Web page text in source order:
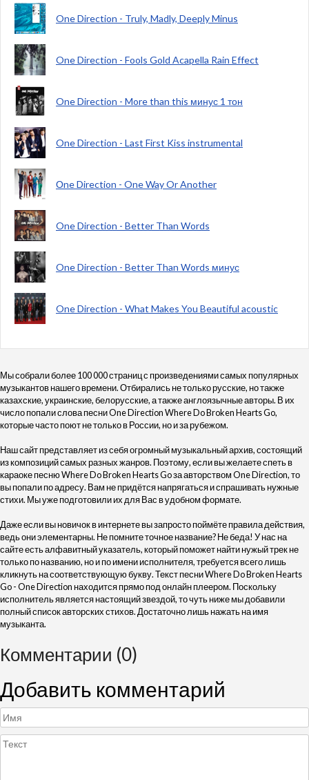
One Direction - Truly, Madly, Deeply Minus
One Direction - Fools Gold Acapella Rain Effect
One Direction - More than this минус 1 тон
One Direction - Last First Kiss instrumental
Оne Direction - One Way Or Another
One Direction - Better Than Words
One Direction - Better Than Words минус
One Direction - What Makes You Beautiful acoustic
Мы собрали более 100 000 страниц с произведениями самых популярных
музыкантов нашего времени. Отбирались не только русские, но также
казахские, украинские, белорусские, а также англоязычные авторы. В их
число попали слова песни One Direction Where Do Broken Hearts Go,
которые часто поют не только в России, но и за рубежом.
Наш сайт представляет из себя огромный музыкальный архив, состоящий
из композиций самых разных жанров. Поэтому, если вы желаете спеть в
караоке песню Where Do Broken Hearts Go за авторством One Direction, то
вы попали по адресу. Вам не придётся напрягаться и спрашивать нужные
стихи. Мы уже подготовили их для Вас в удобном формате.
Даже если вы новичок в интернете вы запросто поймёте правила действия,
ведь они элементарны. Не помните точное название? Не беда! У нас на
сайте есть алфавитный указатель, который поможет найти нужый трек не
только по названию, но и по имени исполнителя, требуется всего лишь
кликнуть на соответствующую букву. Текст песни Where Do Broken Hearts
Go - One Direction находится прямо под онлайн плеером. Поскольку
исполнитель является настоящий звездой, то чуть ниже мы добавили
полный список авторских стихов. Достаточно лишь нажать на имя
музыканта.
Комментарии (0)
Добавить комментарий